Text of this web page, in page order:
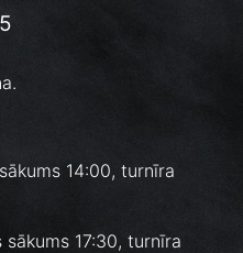
14:00, turnīra
17:30, turnīra